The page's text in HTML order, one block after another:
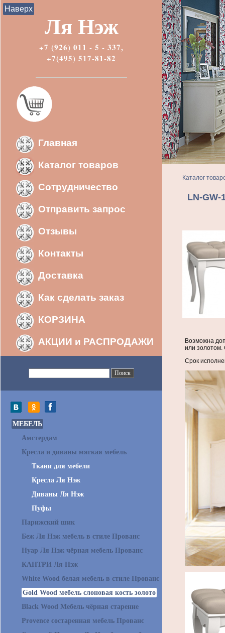
Ля Нэж
+7 (926) 011 - 5 - 337,
+7(495) 517-81-82
Главная
Каталог товаров
Сотрудничество
Отправить запрос
Отзывы
Контакты
Доставка
Как сделать заказ
КОРЗИНА
АКЦИИ и РАСПРОДАЖИ
МЕБЕЛЬ
Амстердам
Кресла и диваны мягкая мебель
Ткани для мебели
Кресла Ля Нэж
Диваны Ля Нэж
Пуфы
Парижский шик
Беж Ля Нэж мебель в стиле Прованс
Нуар Ля Нэж чёрная мебель Прованс
КАНТРИ Ля Нэж
White Wood белая мебель в стиле Прованс
Gold Wood мебель слоновая кость золото
Black Wood Мебель чёрная старение
Provence состаренная мебель Прованс
Каталог
LN-GW-
Возможна
или золотом.
Срок
Наверх